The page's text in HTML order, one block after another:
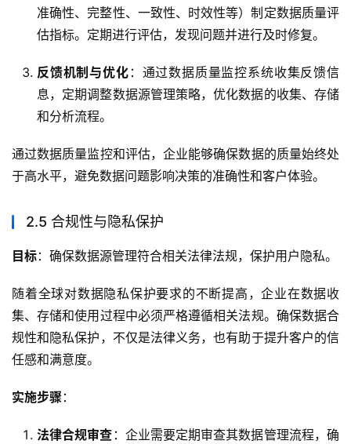
准确性、完整性、一致性、时效性等）制定数据质量评
估指标。定期进行评估，发现问题并进行及时修复。
反馈机制与优化 ：通过数据质量监控系统收集反馈信
息，定期调整数据源管理策略，优化数据的收集、存储
和分析流程。
通过数据质量监控和评估，企业能够确保数据的质量始终处
于高水平，避免数据问题影响决策的准确性和客户体验。
2.5 合规性与隐私保护
目标：确保数据源管理符合相关法律法规，保护用户隐私。
随着全球对数据隐私保护要求的不断提高，企业在数据收
集、存储和使用过程中必须严格遵循相关法规。确保数据合
规性和隐私保护，不仅是法律义务，也有助于提升客户的信
任感和满意度。
实施步骤 ：
法律合规审查 ：企业需要定期审查其数据管理流程，确